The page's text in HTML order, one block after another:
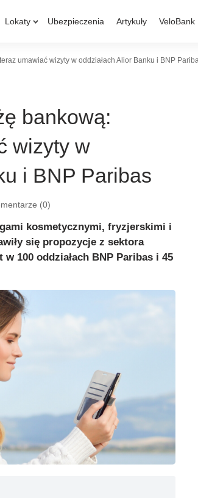
Lokaty Ubezpieczenia Artykuły VeloBank
umawiać wizyty w oddziałach Alior Banku i BNP
bankową:
wizyty w
i BNP Paribas
(0)
kosmetycznymi, fryzjerskimi i
się propozycje z sektora
100 oddziałach BNP Paribas i 45